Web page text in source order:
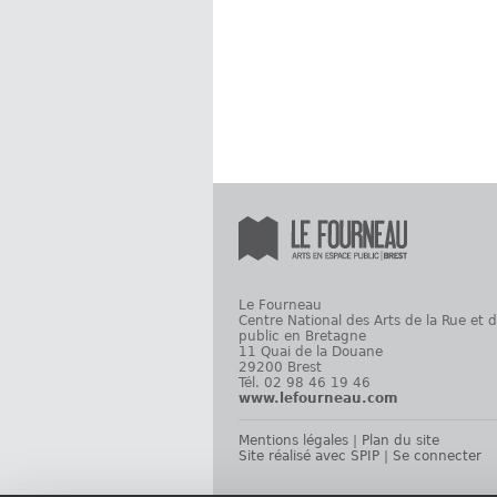
Le Fourneau
Centre National des Arts de la Rue et
public en Bretagne
11 Quai de la Douane
29200 Brest
Tél. 02 98 46 19 46
www.lefourneau.com
Mentions légales
Plan du site
Site réalisé avec SPIP
Se connecter